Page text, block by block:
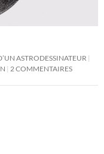
ASTRODESSINATEUR
2 COMMENTAIRES